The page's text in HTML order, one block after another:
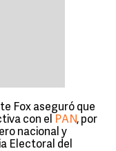
Fox aseguró que
con el
PAN, por
nacional y
Electoral del